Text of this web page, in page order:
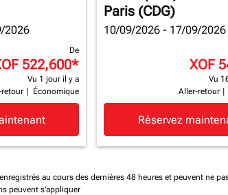
2026
De
522,600*
Vu 1 jour il y a
Économique
Paris (CDG)
10/09/2026 - 17/09/2026
XOF
Vu
Aller-retour
Réservez
au cours des dernières 48 heures et peuvent ne
peuvent s'appliquer